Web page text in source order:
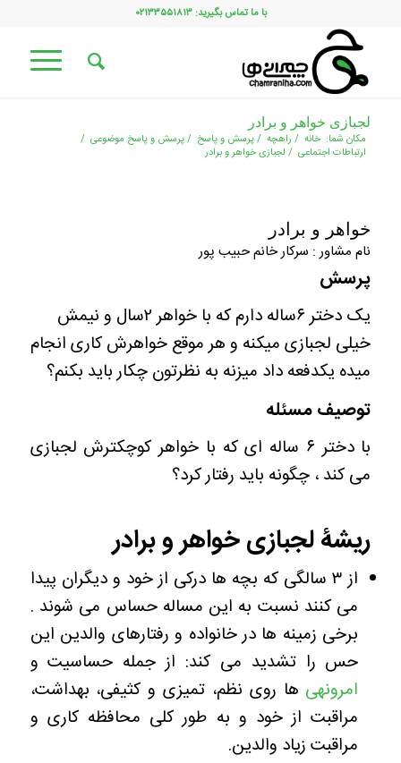
با ما تماس بگیرید: ۰۲۱۳۳۵۵۱۸۱۳
لجبازی خواهر و برادر
مکان شما: خانه / راهچه /پرسش و پاسخ /پرسش و پاسخ موضوعی /
ارتباطات اجتماعی / لجبازی خواهر و برادر
خواهر و برادر
نام مشاور : سرکار خانم حبیب پور
پرسش
یک دختر ۶ساله دارم که با خواهر ۲سال و نیمش
خیلی لجبازی میکنه و هر موقع خواهرش کاری انجام
میده یکدفعه داد میزنه به نظرتون چکار باید بکنم؟
توصیف مسئله
با دختر ۶ ساله ای که با خواهر کوچکترش لجبازی
می کند ، چگونه باید رفتار کرد؟
ریشۀ لجبازی خواهر و برادر
از ۳ سالگی که بچه ها درکی از خود و دیگران پیدا
می کنند نسبت به این مساله حساس می شوند .
برخی زمینه ها در خانواده و رفتارهای والدین این
حس را تشدید می کند: از جمله حساسیت و
امرونهی ها روی نظم، تمیزی و کثیفی، بهداشت،
مراقبت از خود و به طور کلی محافظه کاری و
مراقبت زیاد والدین.